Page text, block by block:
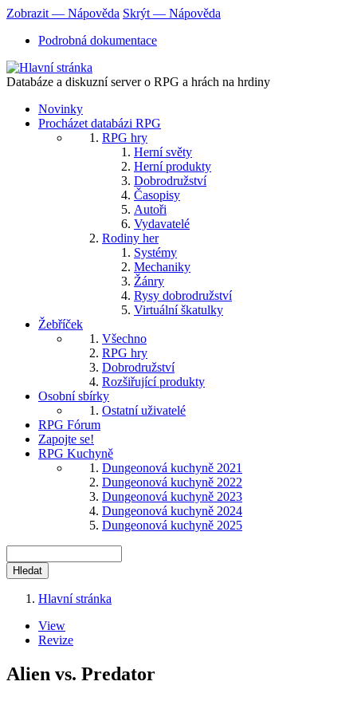
Přejít
hlavnímu
Nápověda
Zobrazit — Nápověda Skrýt — Nápověda
Podrobná dokumentace
Databáze a diskuzní server o RPG a hrách na hrdiny
Novinky
Procházet databázi RPG
RPG hry
Herní světy
Herní produkty
Dobrodružství
Časopisy
Autoři
Vydavatelé
Rodiny her
Systémy
Mechaniky
Žánry
Rysy dobrodružství
Virtuální škatulky
Žebříček
Všechno
RPG hry
Dobrodružství
Rozšiřující produkty
Osobní sbírky
Ostatní uživatelé
RPG Fórum
Zapojte se!
RPG Kuchyně
Dungeonová kuchyně 2021
Dungeonová kuchyně 2022
Dungeonová kuchyně 2023
Dungeonová kuchyně 2024
Dungeonová kuchyně 2025
Drobečková
navigace
Hlavní stránka
Hlavní
záložky
View
Revize
Alien vs. Predator